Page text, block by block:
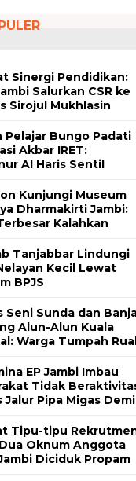
Sinergi Pendidikan:
Salurkan CSR ke
Sirojul Mukhlasin
Pelajar Bungo Padati
Akbar IRET:
Al Haris Sentil
Kunjungi Museum
Dharmakirti Jambi:
Kalahkan
Tanjabbar Lindungi
Kecil Lewat
BPJS
Seni Sunda dan
Alun-Alun Kuala
Warga Tumpah
EP Jambi Imbau
Tidak
Jalur Pipa Migas Demi
Tipu-tipu
Oknum Anggota
Diciduk Propam